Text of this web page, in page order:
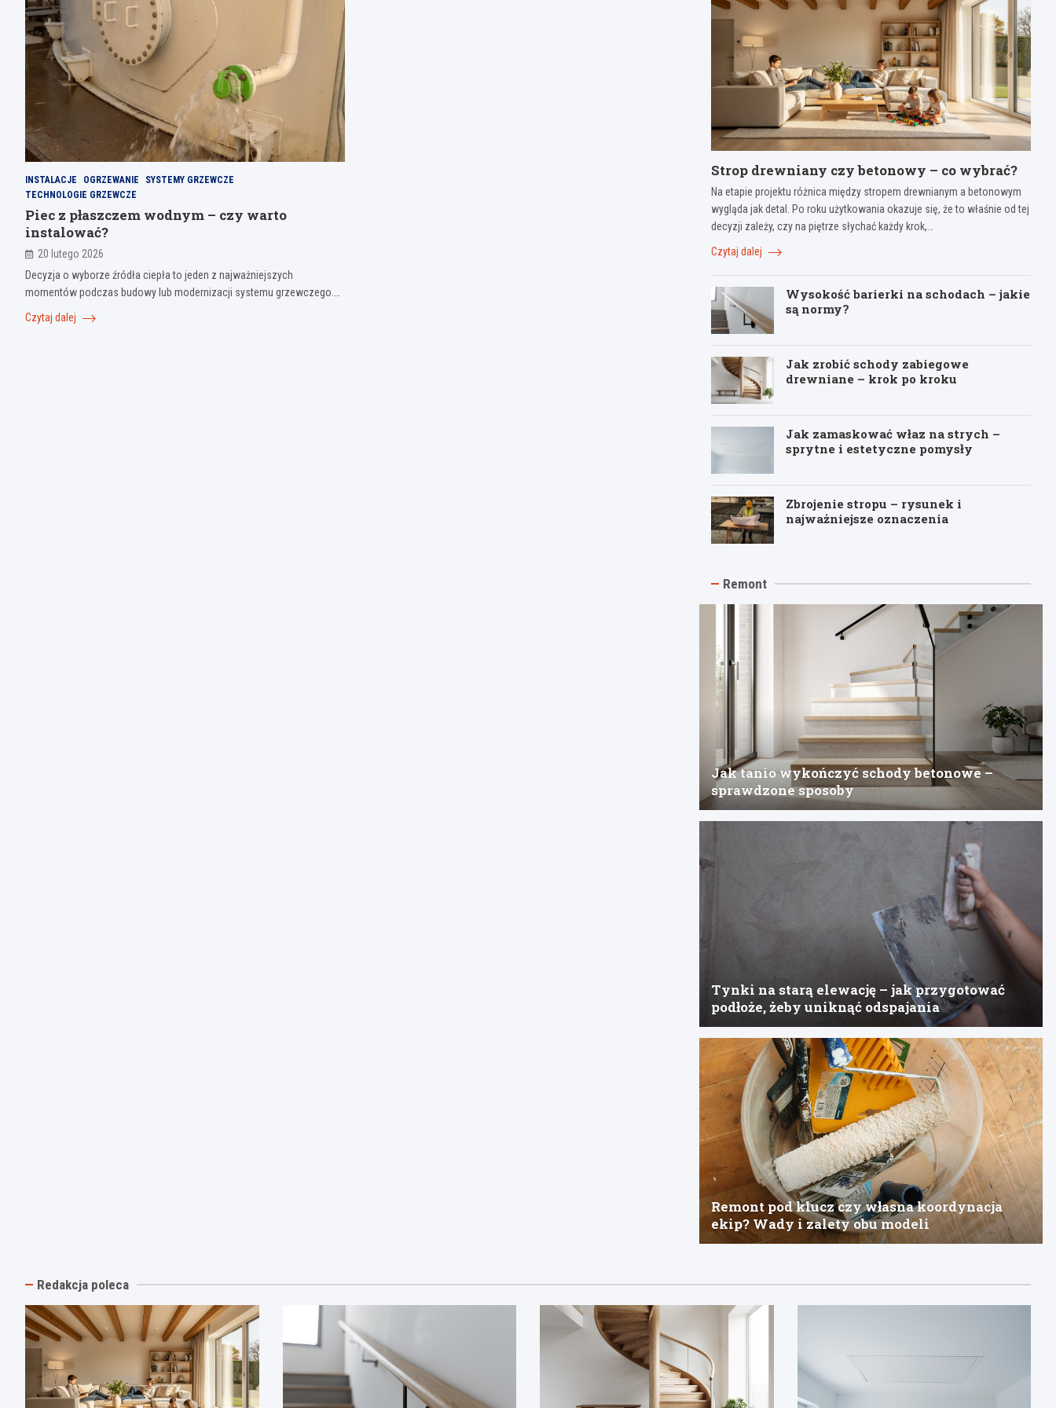
INSTALACJE OGRZEWANIE
SYSTEMY GRZEWCZE
TECHNOLOGIE GRZEWCZE
Piec z płaszczem wodnym – czy warto
instalować?
20 lutego 2026
Decyzja o wyborze źródła ciepła to jeden z najważniejszych
momentów podczas budowy lub modernizacji systemu grzewczego.…
Czytaj dalej
Strop drewniany czy betonowy – co wybrać?
Na etapie projektu różnica między stropem drewnianym a betonowym
wygląda jak detal. Po roku użytkowania okazuje się, że to właśnie od tej
decyzji zależy, czy na piętrze słychać każdy krok,…
Czytaj dalej
Wysokość barierki na schodach – jakie
są normy?
Jak zrobić schody zabiegowe
drewniane – krok po kroku
Jak zamaskować właz na strych –
sprytne i estetyczne pomysły
Zbrojenie stropu – rysunek i
najważniejsze oznaczenia
Remont
Jak tanio wykończyć schody betonowe –
sprawdzone sposoby
Tynki na starą elewację – jak przygotować
podłoże, żeby uniknąć odspajania
Remont pod klucz czy własna koordynacja
ekip? Wady i zalety obu modeli
Redakcja poleca